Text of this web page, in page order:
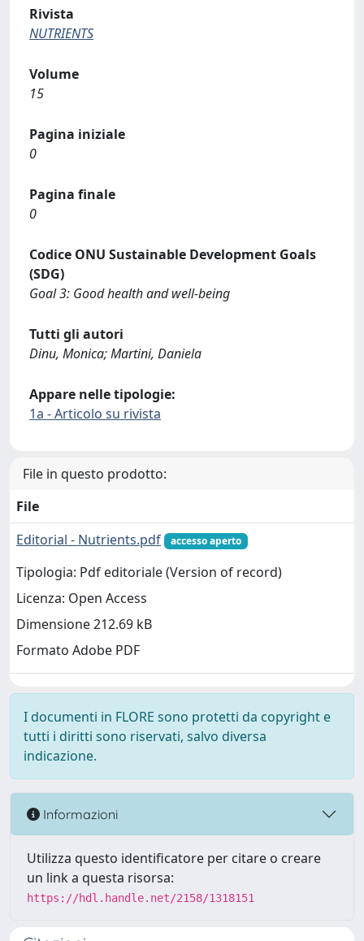
Rivista
NUTRIENTS
Volume
15
Pagina iniziale
0
Pagina finale
0
Codice ONU Sustainable Development Goals
(SDG)
Goal 3: Good health and well-being
Tutti gli autori
Dinu, Monica; Martini, Daniela
Appare nelle tipologie:
1a - Articolo su rivista
File in questo prodotto:
File
Editorial - Nutrients.pdf
accesso aperto
Tipologia: Pdf editoriale (Version of record)
Licenza: Open Access
Dimensione 212.69 kB
Formato Adobe PDF
I documenti in FLORE sono protetti da copyright e
tutti i diritti sono riservati, salvo diversa
indicazione.
Informazioni
Utilizza questo identificatore per citare o creare
un link a questa risorsa:
https://hdl.handle.net/2158/1318151